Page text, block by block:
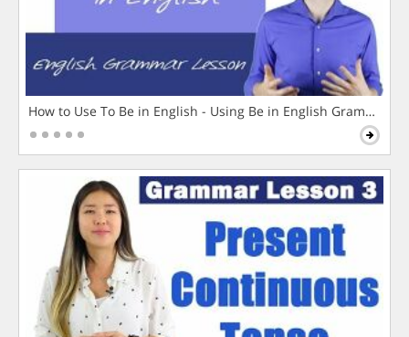
How to Use To Be in English - Using Be in English Grammar